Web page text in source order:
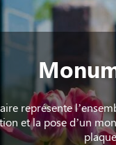
représente
et la pose d’un